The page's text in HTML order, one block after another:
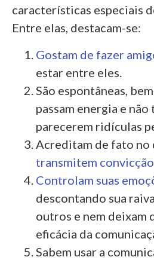
características especiais
Entre elas, destacam-se:
Gostam de fazer
estar entre eles.
São espontâneas,
passam energia e
parecerem ridículas
Acreditam de fato no
transmitem convicção
Controlam suas
descontando sua
outros e nem deixam
eficácia da
Sabem usar a